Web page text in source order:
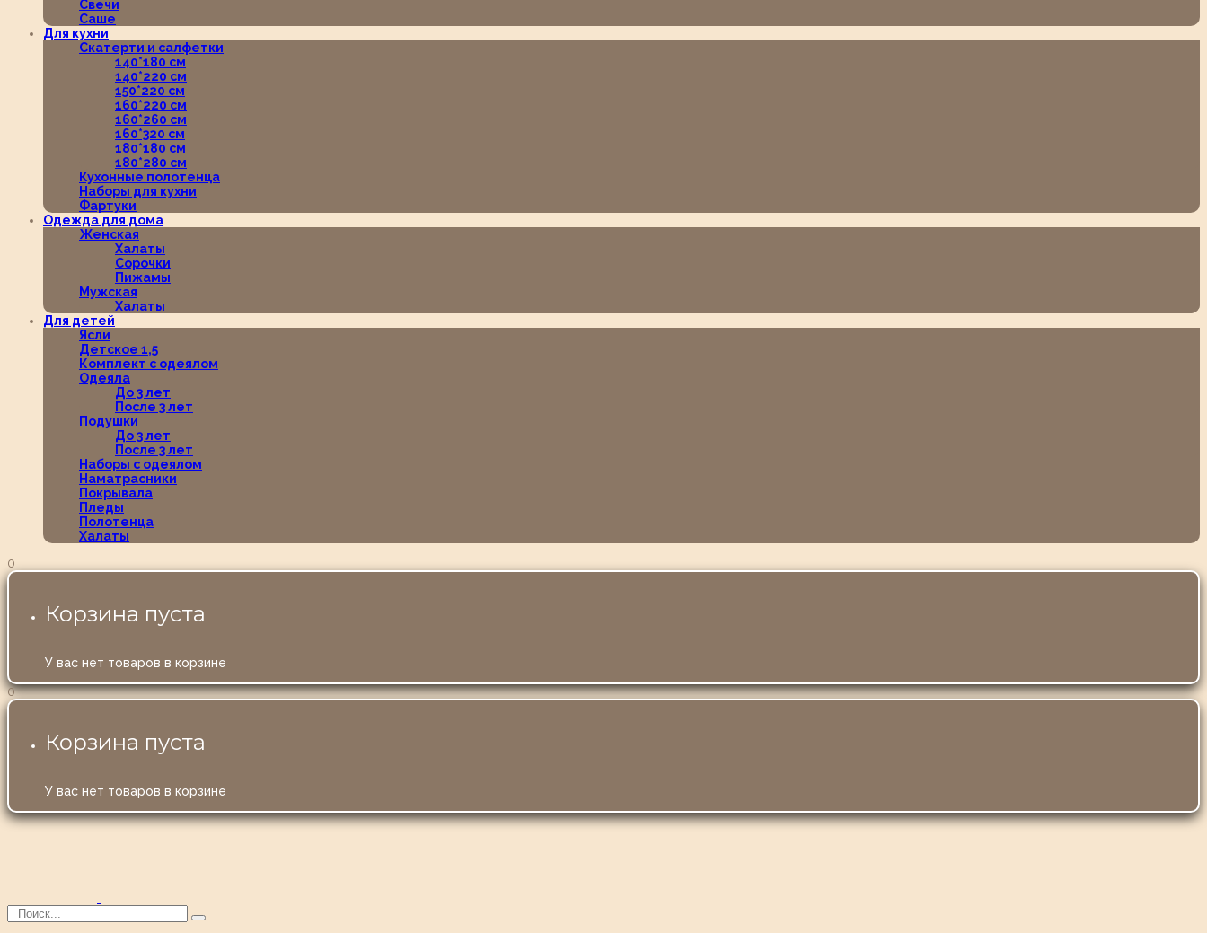
Свечи
Саше
Для кухни
Скатерти и салфетки
140*180 см
140*220 см
150*220 см
160*220 см
160*260 см
160*320 см
180*180 см
180*280 см
Кухонные полотенца
Наборы для кухни
Фартуки
Одежда для дома
Женская
Халаты
Сорочки
Пижамы
Мужская
Халаты
Для детей
Ясли
Детское 1,5
Комплект с одеялом
Одеяла
До 3 лет
После 3 лет
Подушки
До 3 лет
После 3 лет
Наборы с одеялом
Наматрасники
Покрывала
Пледы
Полотенца
Халаты
0
Корзина пуста
У вас нет товаров в корзине
0
Корзина пуста
У вас нет товаров в корзине